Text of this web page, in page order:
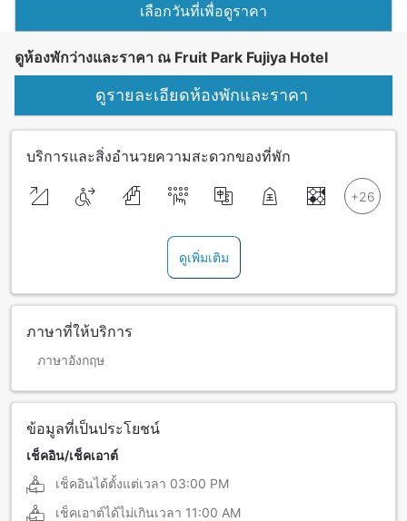
เลือกวันที่เพื่อดูราคา
ดูห้องพักว่างและราคา ณ Fruit Park Fujiya Hotel
ดูรายละเอียดห้องพักและราคา
บริการและสิ่งอำนวยความสะดวกของที่พัก
ดูเพิ่มเติม
ภาษาที่ให้บริการ
ภาษาอังกฤษ
ข้อมูลที่เป็นประโยชน์
เช็คอิน/เช็คเอาต์
เช็คอินได้ตั้งแต่เวลา 03:00 PM
เช็คเอาต์ได้ไม่เกินเวลา 11:00 AM